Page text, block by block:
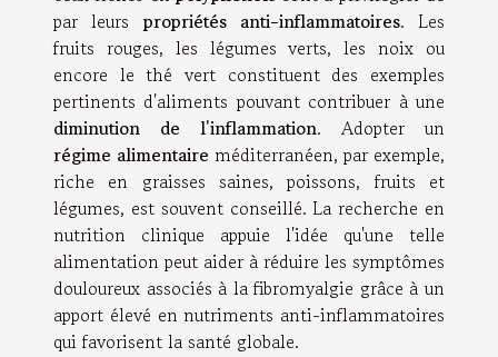
par leurs propriétés anti-inflammatoires. Les
fruits rouges, les légumes verts, les noix ou
encore le thé vert constituent des exemples
pertinents d'aliments pouvant contribuer à une
diminution de l'inflammation. Adopter un
régime alimentaire méditerranéen, par exemple,
riche en graisses saines, poissons, fruits et
légumes, est souvent conseillé. La recherche en
nutrition clinique appuie l'idée qu'une telle
alimentation peut aider à réduire les symptômes
douloureux associés à la fibromyalgie grâce à un
apport élevé en nutriments anti-inflammatoires
qui favorisent la santé globale.